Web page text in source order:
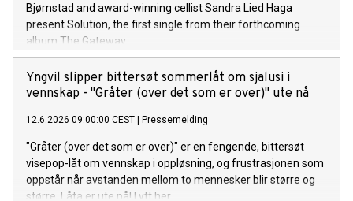
Bjørnstad and award-winning cellist Sandra Lied Haga
present Solution, the first single from their forthcoming
album The Gateway.
Yngvil slipper bittersøt sommerlåt om sjalusi i
vennskap - "Gråter (over det som er over)" ute nå
12.6.2026 09:00:00 CEST Pressemelding
"Gråter (over det som er over)" er en fengende, bittersøt
visepop-låt om vennskap i oppløsning, og frustrasjonen som
oppstår når avstanden mellom to mennesker blir større og
større. Låta er ute på! Lytt her.